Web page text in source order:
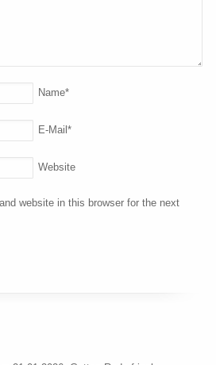
Name*
E-Mail*
Website
website in this browser for the next